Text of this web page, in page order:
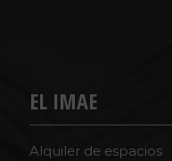
EL IMAE
Alquiler de espacios